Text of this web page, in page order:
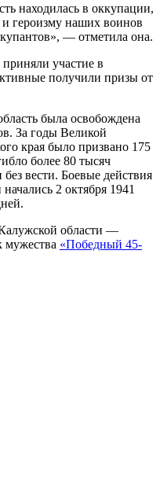
находилась в оккупации,
и героизму наших воинов
— отметила она.
участие в
получили призы от
была освобождена
За годы Великой
края было призвано 175
более 80 тысяч
вести. Боевые действия
2 октября 1941
области —
мужества «Победный 45-